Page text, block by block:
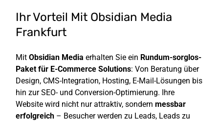
Ihr Vorteil Mit Obsidian Media
Frankfurt
Mit Obsidian Media erhalten Sie ein Rundum-sorglos-
Paket für E-Commerce Solutions: Von Beratung über
Design, CMS-Integration, Hosting, E-Mail-Lösungen bis
hin zur SEO- und Conversion-Optimierung. Ihre
Website wird nicht nur attraktiv, sondern messbar
erfolgreich – Besucher werden zu Leads, Leads zu